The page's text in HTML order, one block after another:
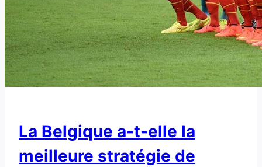
La Belgique a-t-elle la
meilleure stratégie de